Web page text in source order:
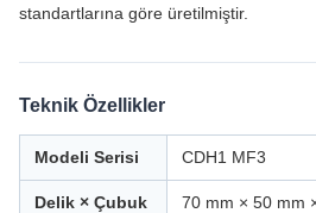
standartlarına göre üretilmiştir.
Teknik Özellikler
Modeli Serisi CDH1 MF3
Delik × Çubuk
70 mm × 50 mm